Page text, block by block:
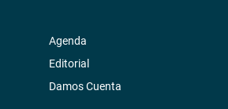
Agenda
Editorial
Damos Cuenta